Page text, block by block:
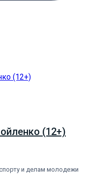
(12+)
и делам молодежи